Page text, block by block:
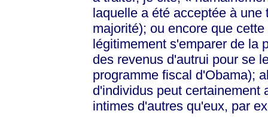
laquelle a été acceptée à une
majorité); ou encore que
légitimement s'emparer de la
des revenus d'autrui pour se
programme fiscal d'Obama);
d'individus peut certainement
intimes d'autres qu'eux, par